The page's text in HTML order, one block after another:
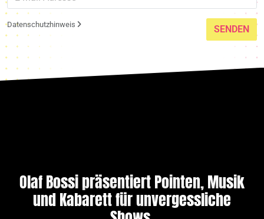
Datenschutzhinweis SENDEN
Olaf Bossi präsentiert Pointen, Musik
und Kabarett für unvergessliche